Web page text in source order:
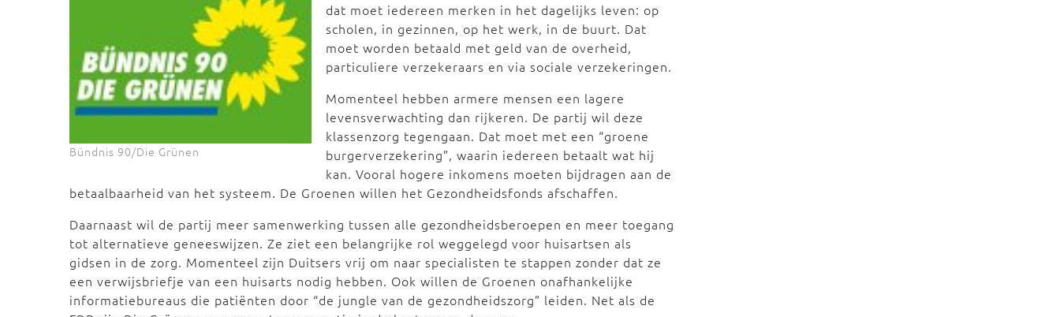
Bündnis 90/Die Grünen
dat moet iedereen merken in het dagelijks leven: op
scholen, in gezinnen, op het werk, in de buurt. Dat
moet worden betaald met geld van de overheid,
particuliere verzekeraars en via sociale verzekeringen.
Momenteel hebben armere mensen een lagere
levensverwachting dan rijkeren. De partij wil deze
klassenzorg tegengaan. Dat moet met een “groene
burgerverzekering”, waarin iedereen betaalt wat hij
kan. Vooral hogere inkomens moeten bijdragen aan de
betaalbaarheid van het systeem. De Groenen willen het Gezondheidsfonds afschaffen.
Daarnaast wil de partij meer samenwerking tussen alle gezondheidsberoepen en meer toegang
tot alternatieve geneeswijzen. Ze ziet een belangrijke rol weggelegd voor huisartsen als
gidsen in de zorg. Momenteel zijn Duitsers vrij om naar specialisten te stappen zonder dat ze
een verwijsbriefje van een huisarts nodig hebben. Ook willen de Groenen onafhankelijke
informatiebureaus die patiënten door “de jungle van de gezondheidszorg” leiden. Net als de